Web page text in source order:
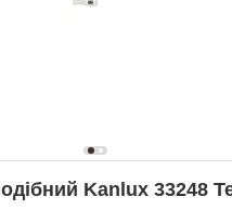
Kanlux 33248